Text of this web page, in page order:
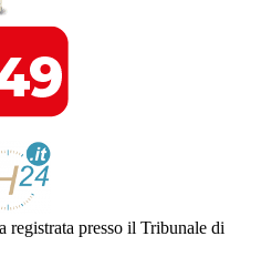
registrata presso il Tribunale di